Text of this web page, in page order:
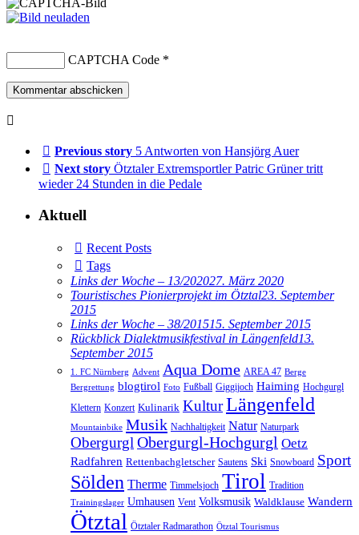
CAPTCHA Code *
Previous story 5 Antworten von Hansjörg Auer
Next story Ötztaler Extremsportler Patric Grüner tritt
wieder 24 Stunden in die Pedale
Aktuell
Recent Posts
Tags
Links der Woche – 13/202027. März 2020
Touristisches Pionierprojekt im Ötztal23. September
2015
Links der Woche – 38/201515. September 2015
Rückblick Dialektmusikfestival in Längenfeld13.
September 2015
1. FC Nürnberg Advent Aqua Dome AREA 47 Berge
Bergrettung blogtirol Foto Fußball Giggijoch Haiming Hochgurgl
Klettern Konzert Kulinarik KulturLängenfeld
Mountainbike Musik Nachhaltigkeit Natur Naturpark
ObergurglObergurgl-Hochgurgl Oetz
Radfahren Rettenbachgletscher Sautens Ski Snowboard Sport
Sölden Therme Timmelsjoch Tirol Tradition
Trainingslager Umhausen Vent Volksmusik Waldklause Wandern
Ötztal Ötztaler Radmarathon Ötztal Tourismus